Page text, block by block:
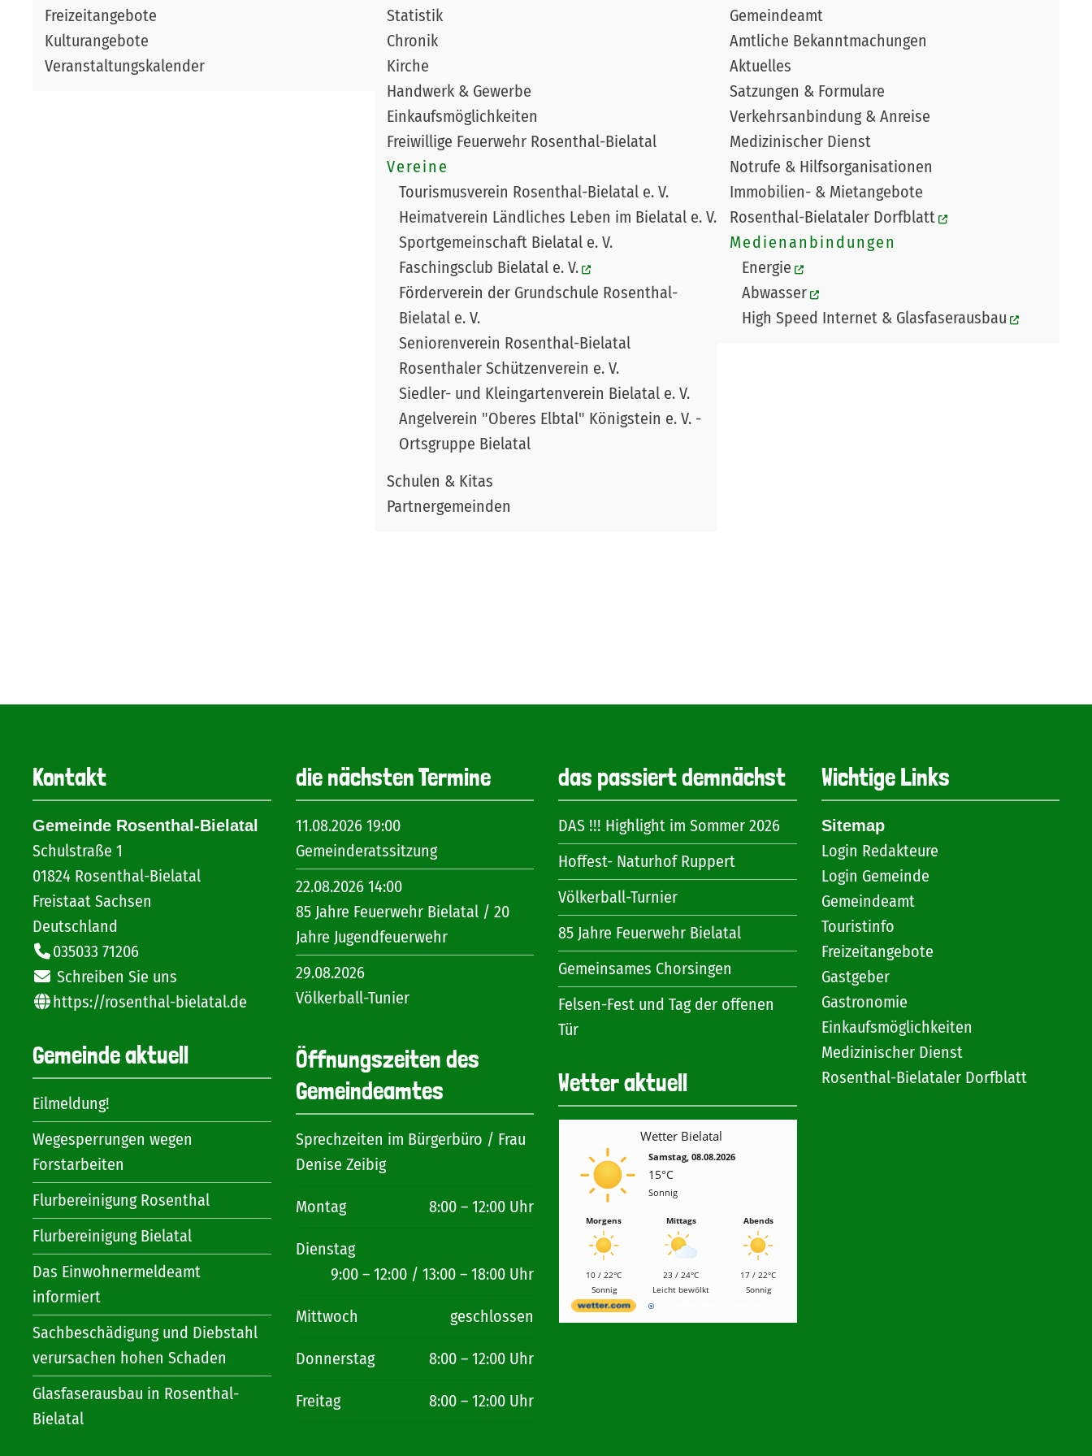
Freizeitangebote
Kulturangebote
Veranstaltungskalender
Statistik
Chronik
Kirche
Handwerk & Gewerbe
Einkaufsmöglichkeiten
Freiwillige Feuerwehr Rosenthal-Bielatal
Vereine
Tourismusverein Rosenthal-Bielatal e. V.
Heimatverein Ländliches Leben im Bielatal e. V.
Sportgemeinschaft Bielatal e. V.
Faschingsclub Bielatal e. V.
Förderverein der Grundschule Rosenthal-
Bielatal e. V.
Seniorenverein Rosenthal-Bielatal
Rosenthaler Schützenverein e. V.
Siedler- und Kleingartenverein Bielatal e. V.
Angelverein "Oberes Elbtal" Königstein e. V. -
Ortsgruppe Bielatal
Schulen & Kitas
Partnergemeinden
Gemeindeamt
Amtliche Bekanntmachungen
Aktuelles
Satzungen & Formulare
Verkehrsanbindung & Anreise
Medizinischer Dienst
Notrufe & Hilfsorganisationen
Immobilien- & Mietangebote
Rosenthal-Bielataler Dorfblatt
Medienanbindungen
Energie
Abwasser
High Speed Internet & Glasfaserausbau
Kontakt
Gemeinde Rosenthal-Bielatal
Schulstraße 1
01824 Rosenthal-Bielatal
Freistaat Sachsen
Deutschland
035033 71206
Schreiben Sie uns
https://rosenthal-bielatal.de
Gemeinde aktuell
Eilmeldung!
Wegesperrungen wegen
Forstarbeiten
Flurbereinigung Rosenthal
Flurbereinigung Bielatal
Das Einwohnermeldeamt
informiert
Sachbeschädigung und Diebstahl
verursachen hohen Schaden
Glasfaserausbau in Rosenthal-
Bielatal
die nächsten Termine
11.08.2026 19:00
Gemeinderatssitzung
22.08.2026 14:00
85 Jahre Feuerwehr Bielatal / 20
Jahre Jugendfeuerwehr
29.08.2026
Völkerball-Tunier
Öffnungszeiten des
Gemeindeamtes
Sprechzeiten im Bürgerbüro / Frau
Denise Zeibig
Montag 8:00 – 12:00 Uhr
Dienstag
9:00 – 12:00 / 13:00 – 18:00 Uhr
Mittwoch geschlossen
Donnerstag 8:00 – 12:00 Uhr
Freitag 8:00 – 12:00 Uhr
das passiert demnächst
DAS !!! Highlight im Sommer 2026
Hoffest- Naturhof Ruppert
Völkerball-Turnier
85 Jahre Feuerwehr Bielatal
Gemeinsames Chorsingen
Felsen-Fest und Tag der offenen
Tür
Wetter aktuell
Wetter Bielatal
Samstag, 08.08.2026
15°C
Sonnig
Morgens
10 / 22°C
Sonnig
Mittags
23 / 24°C
Leicht bewölkt
Abends
17 / 22°C
Sonnig
Wichtige Links
Sitemap
Login Redakteure
Login Gemeinde
Gemeindeamt
Touristinfo
Freizeitangebote
Gastgeber
Gastronomie
Einkaufsmöglichkeiten
Medizinischer Dienst
Rosenthal-Bielataler Dorfblatt